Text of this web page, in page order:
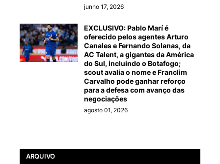
junho 17, 2026
EXCLUSIVO: Pablo Marí é
oferecido pelos agentes Arturo
Canales e Fernando Solanas, da
AC Talent, a gigantes da América
do Sul, incluindo o Botafogo;
scout avalia o nome e Franclim
Carvalho pode ganhar reforço
para a defesa com avanço das
negociações
agosto 01, 2026
ARQUIVO